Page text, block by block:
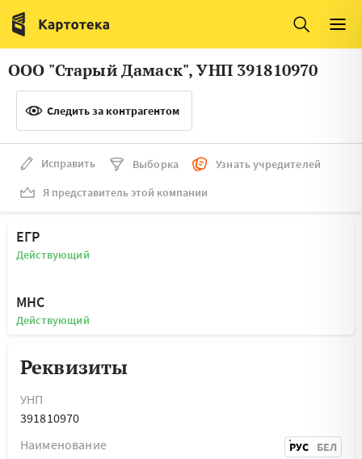
Италия
Люксембург
Литва
Нидерланды
ООО "Старый Дамаск", УНП 391810970
Следить за контрагентом
Исправить Выборка
Узнать учредителей
Я представитель этой компании
ЕГР
Действующий
МНС
Действующий
Реквизиты
УНП
391810970
Наименование
РУС БЕЛ